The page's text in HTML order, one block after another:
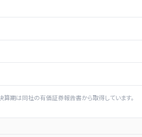
算期は同社の有価証券報告書から取得しています。